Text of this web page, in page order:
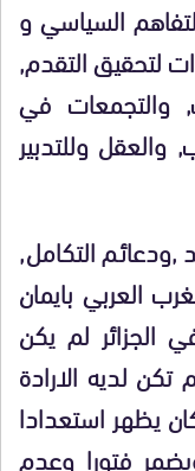
السياسي و
لتحقيق التقدم,
والتجمعات في
وللتدبير
التكامل,
العربي بايمان
الجزائر لم يكن
لديه الارادة
يظهر استعدادا
فتورا وعدم